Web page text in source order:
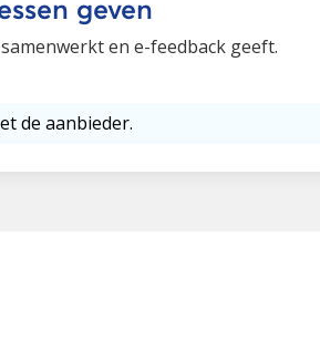
geven
en e-feedback geeft.
de aanbieder.